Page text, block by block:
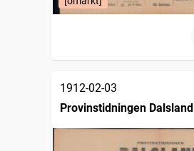
1912-02-03
Provinstidningen Dalsland